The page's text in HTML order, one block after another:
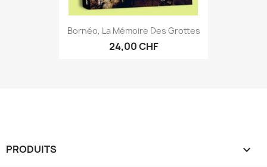
Bornéo, La Mémoire Des Grottes
24,00 CHF
PRODUITS 